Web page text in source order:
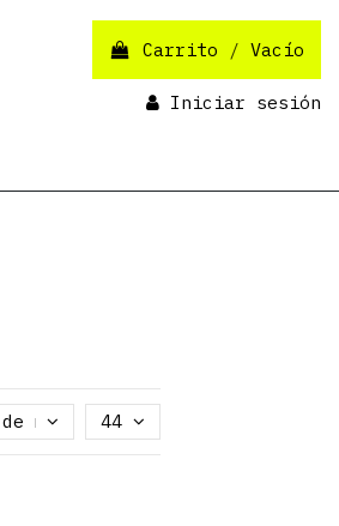
Carrito / Vacío
Iniciar sesión
más alto a más bajo
44